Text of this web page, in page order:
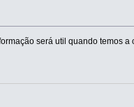
será util quando temos a